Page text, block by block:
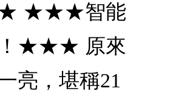
★★★智能
！★★★ 原來
亮，堪稱21